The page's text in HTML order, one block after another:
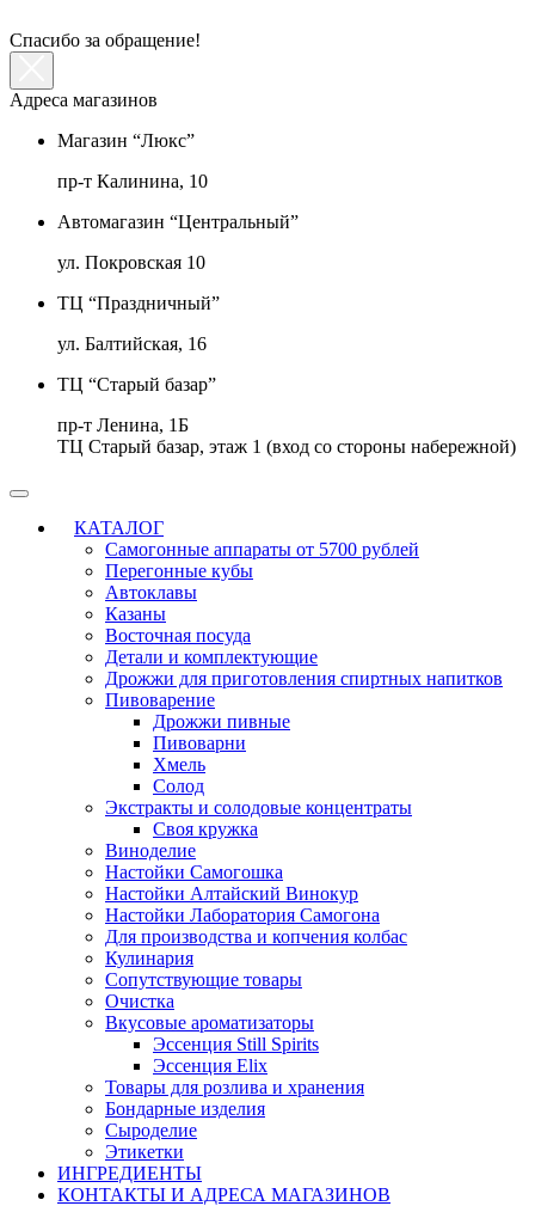
Спасибо за обращение!
Адреса магазинов
Магазин “Люкс”
пр-т Калинина, 10
Автомагазин “Центральный”
ул. Покровская 10
ТЦ “Праздничный”
ул. Балтийская, 16
ТЦ “Старый базар”
пр-т Ленина, 1Б
ТЦ Старый базар, этаж 1 (вход со стороны набережной)
КАТАЛОГ
Самогонные аппараты от 5700 рублей
Перегонные кубы
Автоклавы
Казаны
Восточная посуда
Детали и комплектующие
Дрожжи для приготовления спиртных напитков
Пивоварение
Дрожжи пивные
Пивоварни
Хмель
Солод
Экстракты и солодовые концентраты
Своя кружка
Виноделие
Настойки Самогошка
Настойки Алтайский Винокур
Настойки Лаборатория Самогона
Для производства и копчения колбас
Кулинария
Сопутствующие товары
Очистка
Вкусовые ароматизаторы
Эссенция Still Spirits
Эссенция Elix
Товары для розлива и хранения
Бондарные изделия
Cыроделие
Этикетки
ИНГРЕДИЕНТЫ
КОНТАКТЫ И АДРЕСА МАГАЗИНОВ